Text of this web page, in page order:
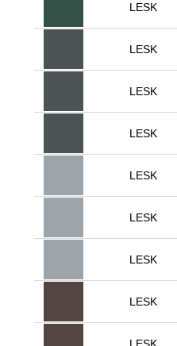
LESK
LESK
LESK
LESK
LESK
LESK
LESK
LESK